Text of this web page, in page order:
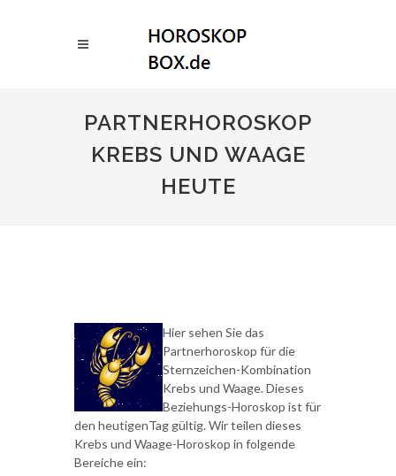
PARTNERHOROSKOP
KREBS UND WAAGE
HEUTE
Hier sehen Sie das
Partnerhoroskop für die
Sternzeichen-Kombination
Krebs und Waage. Dieses
Beziehungs-Horoskop ist für
den heutigenTag gültig. Wir teilen dieses
Krebs und Waage-Horoskop in folgende
Bereiche ein: